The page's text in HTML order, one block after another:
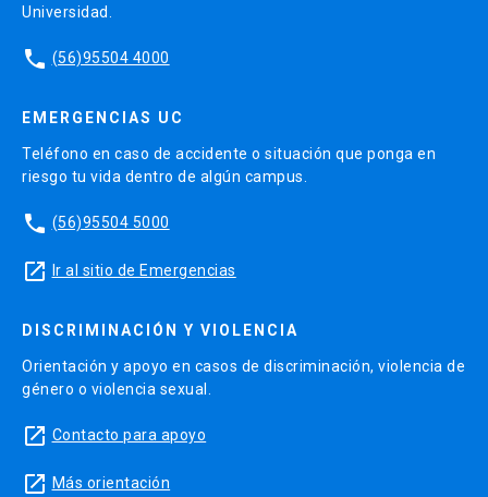
Universidad.
phone (56)95504 4000
EMERGENCIAS UC
Teléfono en caso de accidente o situación que ponga en
riesgo tu vida dentro de algún campus.
phone (56)95504 5000
launch Ir al sitio de Emergencias
DISCRIMINACIÓN Y VIOLENCIA
Orientación y apoyo en casos de discriminación, violencia de
género o violencia sexual.
launch Contacto para apoyo
launch Más orientación